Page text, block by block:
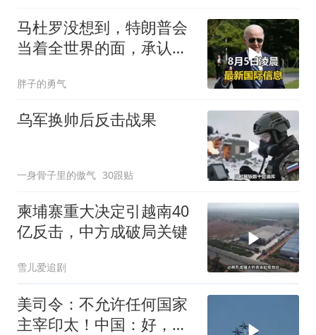
马杜罗没想到，特朗普会
当着全世界的面，承认一
胖子的勇气
乌军换帅后反击战果
一身骨子里的傲气 30跟贴
柬埔寨重大决定引越南40
亿反击，中方成破局关键
雪儿爱追剧
美司令：不允许任何国家
主宰印太！中国：好，轰